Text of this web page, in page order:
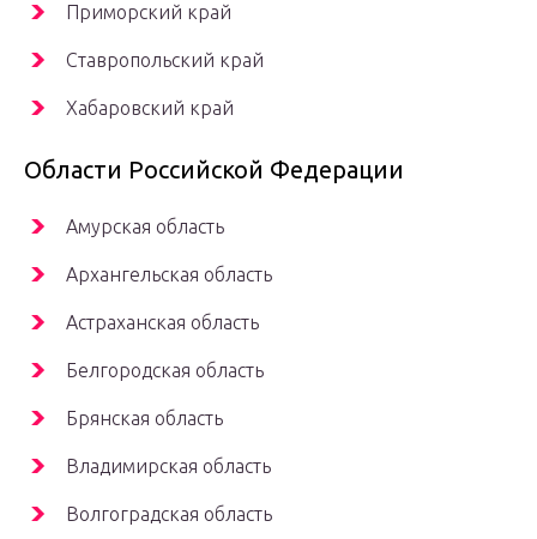
Приморский край
Ставропольский край
Хабаровский край
Области Российской Федерации
Амурская область
Архангельская область
Астраханская область
Белгородская область
Брянская область
Владимирская область
Волгоградская область